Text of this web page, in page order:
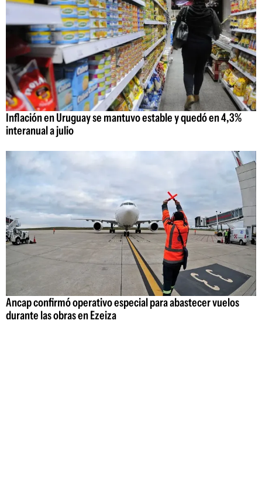
Inflación en Uruguay se mantuvo estable y quedó en 4,3%
interanual a julio
Ancap confirmó operativo especial para abastecer vuelos
durante las obras en Ezeiza